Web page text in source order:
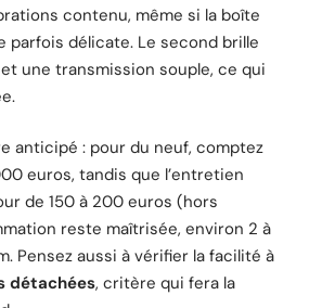
contenu, même si la boîte
parfois délicate. Le second brille
une transmission souple, ce qui
anticipé : pour du neuf, comptez
euros, tandis que l’entretien
de 150 à 200 euros (hors
reste maîtrisée, environ 2 à
Pensez aussi à vérifier la facilité à
détachées, critère qui fera la